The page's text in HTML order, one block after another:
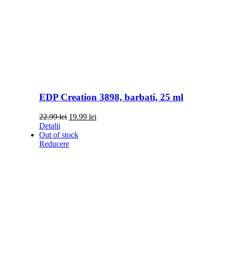
EDP Creation 3898, barbati, 25 ml
22.99lei Prețul
a
fost:
19.99 leiPrețul
Detalii
Out of stock
Reducere